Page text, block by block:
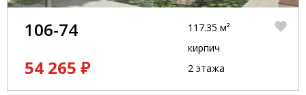
106-74
54 265 ₽
117.35 м²
кирпич
2 этажа